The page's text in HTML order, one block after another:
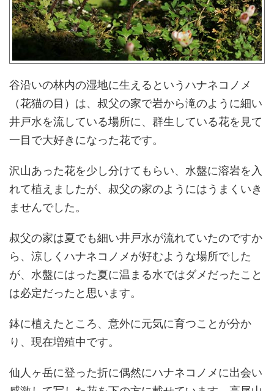
谷沿いの林内の湿地に生えるというハナネコノメ
（花猫の目）は、叔父の家で岩から滝のように細い
井戸水を流している場所に、群生している花を見て
一目で大好きになった花です。
沢山あった花を少し分けてもらい、水盤に溶岩を入
れて植えましたが、叔父の家のようにはうまくいき
ませんでした。
叔父の家は夏でも細い井戸水が流れていたのですか
ら、涼しくハナネコノメが好むような場所でした
が、水盤にはった夏に温まる水ではダメだったこと
は必定だったと思います。
鉢に植えたところ、意外に元気に育つことが分か
り、現在増殖中です。
仙人ヶ岳に登った折に偶然にハナネコノメに出会い